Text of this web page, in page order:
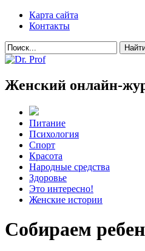
Карта сайта
Контакты
Женский онлайн-
Питание
Психология
Спорт
Красота
Народные средства
Здоровье
Это интересно!
Женские истории
Собираем